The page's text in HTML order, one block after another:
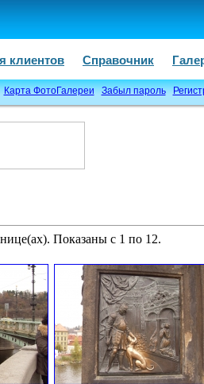
клиентов Справочник
Карта ФотоГалереи Забыл пароль
Показаны с 1 по 12.